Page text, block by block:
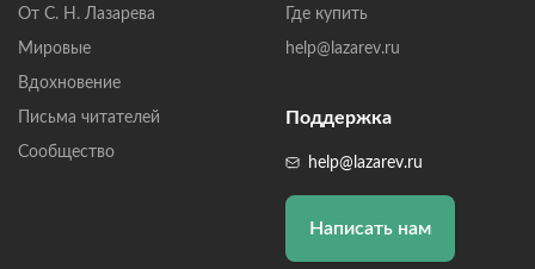
От С. Н. Лазарева
Мировые
Вдохновение
Письма читателей
Сообщество
Где купить
help@lazarev.ru
Поддержка
help@lazarev.ru
Написать нам